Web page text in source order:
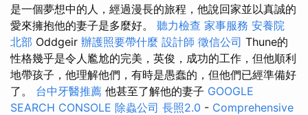
是一個夢想中的人，經過漫長的旅程，他說回家並以真誠的
愛來擁抱他的妻子是多麼好。 聽力檢查 家事服務 安養院
北部 Oddgeir 辦護照要帶什麼 設計師 徵信公司 Thune的
性格幾乎是令人尷尬的完美，英俊，成功的工作，但他順利
地帶孩子，他理解他們，有時是愚蠢的，但他們已經準備好
了。 台中牙醫推薦 他甚至了解他的妻子 GOOGLE
SEARCH CONSOLE 除蟲公司 長照2.0 - Comprehensive